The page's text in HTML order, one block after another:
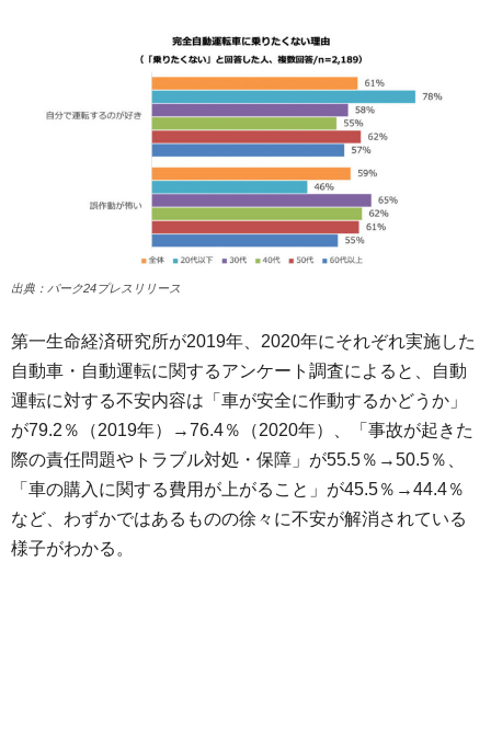
出典：パーク24プレスリリース
第一生命経済研究所が2019年、2020年にそれぞれ実施した
自動車・自動運転に関するアンケート調査によると、自動
運転に対する不安内容は「車が安全に作動するかどうか」
が79.2％（2019年）→76.4％（2020年）、「事故が起きた
際の責任問題やトラブル対処・保障」が55.5％→50.5％、
「車の購入に関する費用が上がること」が45.5％→44.4％
など、わずかではあるものの徐々に不安が解消されている
様子がわかる。